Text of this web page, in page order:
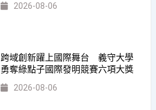
2026-08-06
跨域創新躍上國際舞台 義守大學
勇奪綠點子國際發明競賽六項大獎
2026-08-06